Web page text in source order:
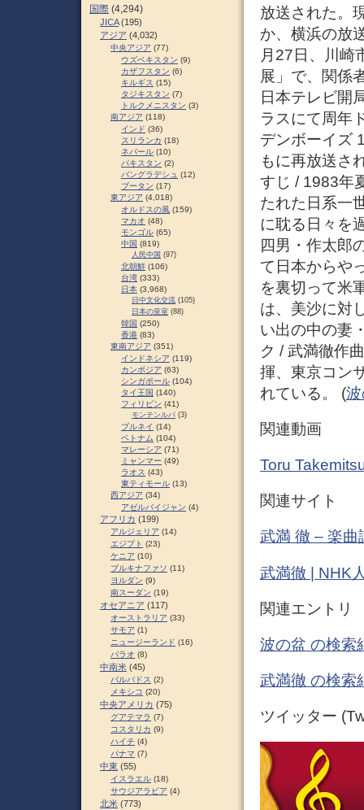
放送された。
か、横浜の放
月27日、川崎
展」で、関係
日本テレビ開
ラスにて周年
デンボーイズ
もに再放送さ
すじ / 1983年
たれた日系一
に耽る日々を
四男・作太郎
て日本からや
を裏切って米
は、美沙に対
い出の中の妻
ク / 武満徹作
揮、東京コン
れている。 (
関連動画
Toru
関連サイト
武満 徹 – 楽曲
武満徹 | NHK
関連エントリ
波の盆 の検索
武満徹 の検索
ツイッター
国際 (4,294)
JICA(195)
アジア (4,032)
中央アジア (77)
ウズベキスタン (9)
カザフスタン (6)
キルギス (15)
タジキスタン (7)
トルクメニスタン (3)
南アジア (118)
インド (36)
スリランカ (18)
ネパール (10)
パキスタン (2)
バングラデシュ (12)
ブータン (17)
東アジア (4,018)
オルドスの風 (159)
マカオ (48)
モンゴル (65)
中国 (819)
人民中国 (97)
北朝鮮 (106)
台湾 (333)
日本 (3,968)
日中文化交流 (105)
日本の皇室 (88)
韓国 (250)
香港 (83)
東南アジア (351)
インドネシア (119)
カンボジア (63)
シンガポール (104)
タイ王国 (140)
フィリピン (41)
モンテンルパ (3)
ブルネイ (14)
ベトナム (104)
マレーシア (71)
ミャンマー (49)
ラオス (43)
東ティモール (13)
西アジア (34)
アゼルバイジャン (4)
アフリカ (199)
アルジェリア (14)
エジプト (23)
ケニア (10)
ブルキナファソ (11)
ヨルダン (9)
南スーダン (19)
オセアニア (117)
オーストラリア (33)
サモア (1)
ニュージーランド (16)
パラオ (8)
中南米 (45)
バルバドス (2)
メキシコ (20)
中央アメリカ (75)
グアテマラ (7)
コスタリカ (9)
ハイチ (4)
パナマ (7)
中東 (55)
イスラエル (18)
サウジアラビア (4)
北米 (773)